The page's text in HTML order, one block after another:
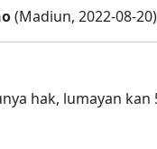
(Madiun, 2022-08-20)
hak, lumayan kan